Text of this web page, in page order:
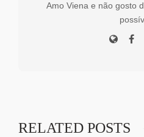
Amo Viena e não gosto
RELATED POSTS